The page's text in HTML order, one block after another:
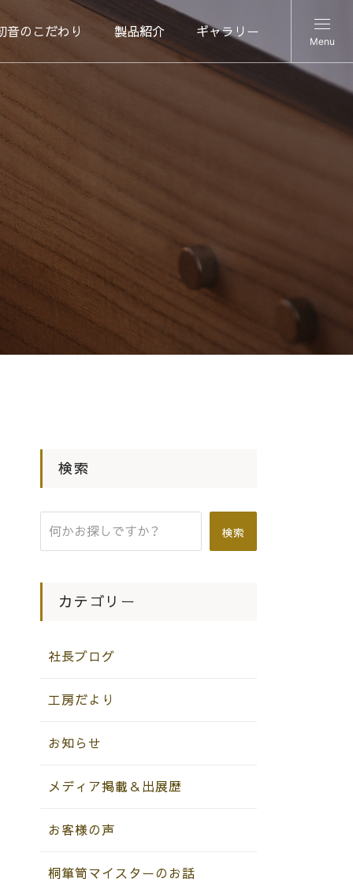
音のこだわり 製品紹介 ギャラリー
Menu
検索
検索
カテゴリー
社長ブログ
工房だより
お知らせ
メディア掲載＆出展歴
お客様の声
桐箪笥マイスターのお話